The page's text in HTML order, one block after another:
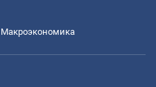
Mакроэкономика